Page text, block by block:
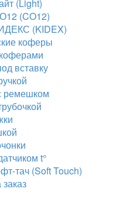
(Light)
(CO12)
(KIDEX)
коферы
вставку
ремешком
t°
тач (Soft Touch)